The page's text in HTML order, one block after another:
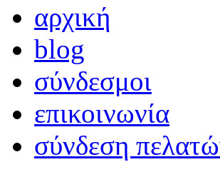
αρχική
blog
σύνδεσμοι
επικοινωνία
σύνδεση